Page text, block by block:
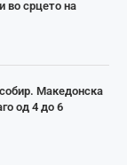
во срцето на
Македонска
од 4 до 6